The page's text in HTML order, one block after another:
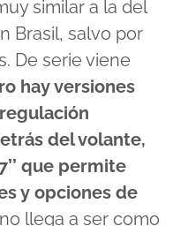
similar a la del
Brasil, salvo por
De serie viene
hay versiones
del volante,
que permite
y opciones de
llega a ser como